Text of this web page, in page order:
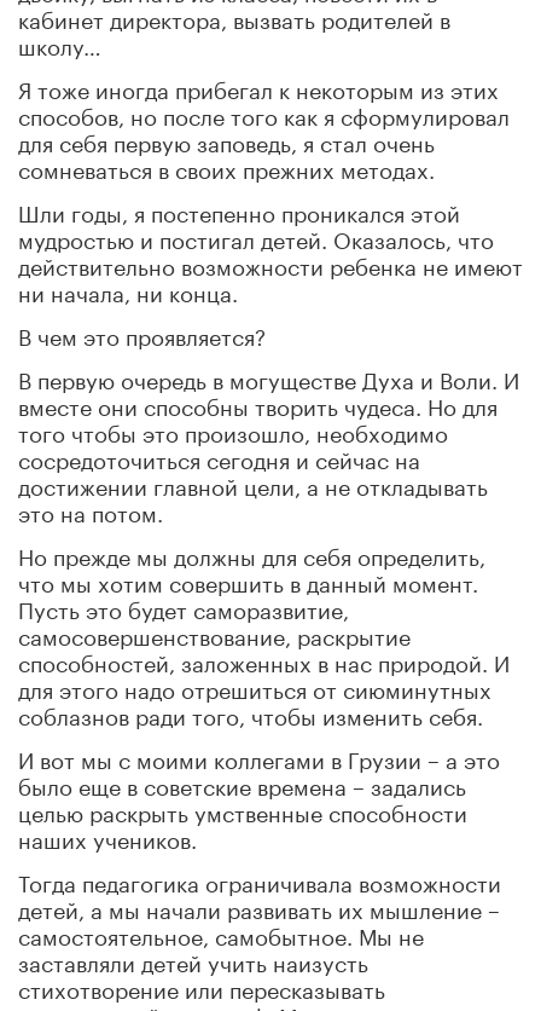
кабинет директора, вызвать родителей в
школу…
Я тоже иногда прибегал к некоторым из этих
способов, но после того как я сформулировал
для себя первую заповедь, я стал очень
сомневаться в своих прежних методах.
Шли годы, я постепенно проникался этой
мудростью и постигал детей. Оказалось, что
действительно возможности ребенка не имеют
ни начала, ни конца.
В чем это проявляется?
В первую очередь в могуществе Духа и Воли. И
вместе они способны творить чудеса. Но для
того чтобы это произошло, необходимо
сосредоточиться сегодня и сейчас на
достижении главной цели, а не откладывать
это на потом.
Но прежде мы должны для себя определить,
что мы хотим совершить в данный момент.
Пусть это будет саморазвитие,
самосовершенствование, раскрытие
способностей, заложенных в нас природой. И
для этого надо отрешиться от сиюминутных
соблазнов ради того, чтобы изменить себя.
И вот мы с моими коллегами в Грузии – а это
было еще в советские времена – задались
целью раскрыть умственные способности
наших учеников.
Тогда педагогика ограничивала возможности
детей, а мы начали развивать их мышление –
самостоятельное, самобытное. Мы не
заставляли детей учить наизусть
стихотворение или пересказывать